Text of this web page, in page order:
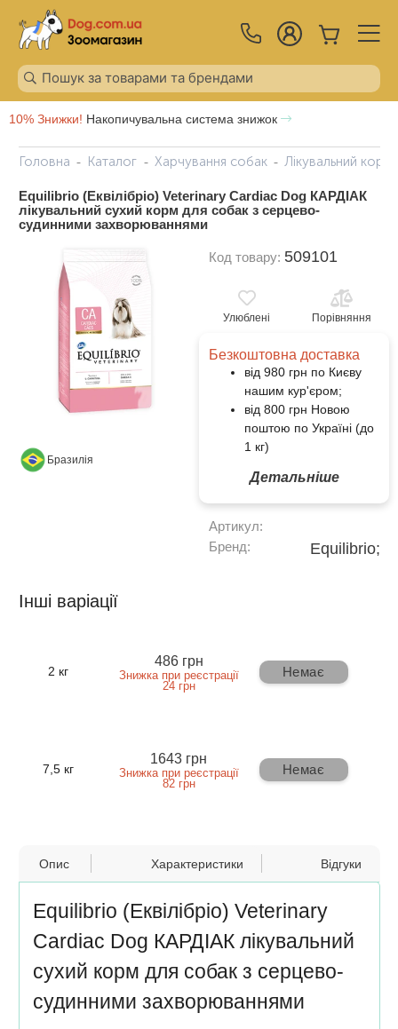
10% Знижки! Накопичувальна система знижок
Головна Каталог Харчування собак Лікувальний
Equilibrio (Еквілібріо) Veterinary Cardiac Dog КАРДІАК
лікувальний сухий корм для собак з серцево-
судинними захворюваннями
Бразилія
Код товару: 509101
Улюблені Порівняння
Безкоштовна доставка
від 980 грн по Києву
нашим кур'єром;
від 800 грн Новою
поштою по Україні (до
1 кг)
Детальніше
Артикул:
Бренд:
Equilibrio;
Інші варіації
2 кг
486 грн
Знижка при реєстрації
24 грн
Немає
7,5 кг
1643 грн
Знижка при реєстрації
82 грн
Немає
Опис Характеристики Відгуки
Equilibrio (Еквілібріо) Veterinary
Cardiac Dog КАРДІАК лікувальний
сухий корм для собак з серцево-
судинними захворюваннями